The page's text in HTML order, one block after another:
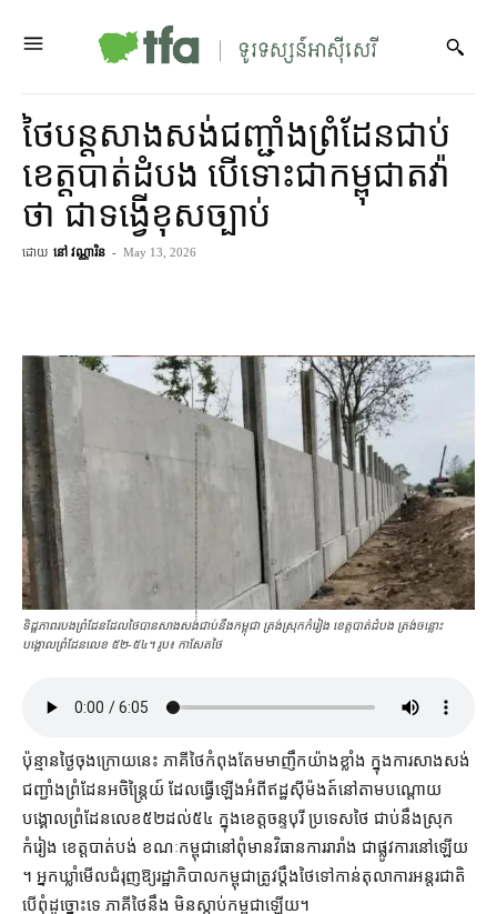
ថៃ​បន្ត​សាងសង់​ជញ្ជាំង​ព្រំដែន​ជាប់​
ខេត្ត​បាត់ដំបង បើ​ទោះ​ជា​កម្ពុជា​តវ៉ា​
ថា ជា​ទង្វើ​ខុសច្បាប់
ដោយ នៅ វណ្ណារិន - May 13, 2026
ទិដ្ឋភាពរបងព្រំដែនដែលថៃបានសាងសង់់់់់់់់់់់់់់់់់់់់់់់់់់់់់់់់់់់់់់់់់់់់់់់់់់់់់់់់់់់់់់់់់់ជាប់នឹងកម្ពុជា ត្រង់ស្រុកកំរៀង ខេត្ត​បាត់ដំបង ត្រង់​ចន្លោះ
បង្គោលព្រំដែន​លេខ ៥២-៥៤។ រូប៖ កាសែតថៃ
ប៉ុន្មាន​ថ្ងៃ​ចុងក្រោយ​នេះ ភាគី​ថៃ​កំពុងតែ​មមាញឹក​យ៉ាង​ខ្លាំង ក្នុង​ការ​សាងសង់​
ជញ្ជាំង​ព្រំដែន​អចិន្ត្រៃយ៍ ដែល​ធ្វើឡើង​អំពី​ឥដ្ឋ​ស៊ីម៉ងត៍​នៅ​តាម​បណ្ដោយ​
បង្គោល​ព្រំដែន​លេខ​៥២​ដល់​៥៤ ក្នុង​ខេត្ត​ចន្ទបុរី ប្រទេស​ថៃ ជាប់​នឹង​ស្រុក​
កំរៀង ខេត្ត​បាត់បង់ ខណៈ​កម្ពុជា​នៅ​ពុំ​មាន​វិធានការ​រារាំង ជា​ផ្លូវការ​នៅឡើយ​
។ អ្នកឃ្លាំមើល​ជំរុញ​ឱ្យ​រដ្ឋាភិបាល​កម្ពុ​ជា​ត្រូវ​ប្ដឹង​ថៃ​ទៅកាន់​តុលាការអន្តរជាតិ
បើ​ពុំ​ដូច្នោះ​ទេ ភាគី​ថៃ​នឹង មិន​ស្ដាប់​កម្ពុជា​ឡើយ។